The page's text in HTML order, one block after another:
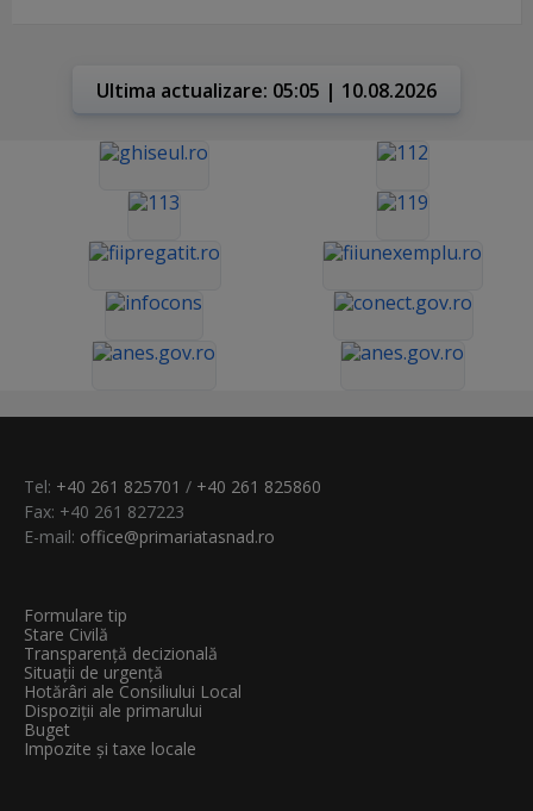
Ultima actualizare: 05:05 | 10.08.2026
Tel: +40 261 825701 / +40 261 825860
Fax: +40 261 827223
E-mail: office@primariatasnad.ro
Formulare tip
Stare Civilă
Transparenţă decizională
Situații de urgență
Hotărâri ale Consiliului Local
Dispoziții ale primarului
Buget
Impozite și taxe locale